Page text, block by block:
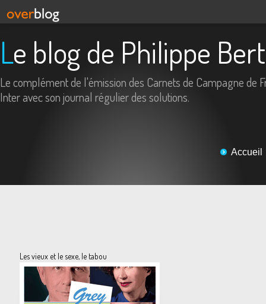
Le blog de Philippe
Le complément de l'émission des Carnets de Campagne de
Inter avec son journal régulier des solutions.
Accueil
Les vieux et le sexe, le tabou